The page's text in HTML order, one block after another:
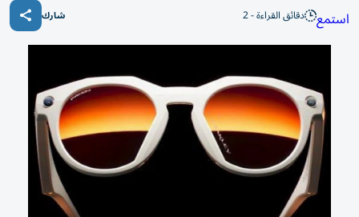
استمع دقائق القراءة - 2 شارك